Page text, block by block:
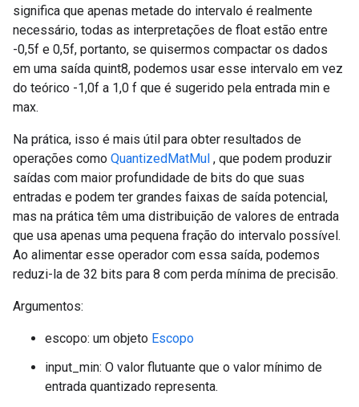
significa que apenas metade do intervalo é realmente
necessário, todas as interpretações de float estão entre
-0,5f e 0,5f, portanto, se quisermos compactar os dados
em uma saída quint8, podemos usar esse intervalo em vez
do teórico -1,0f a 1,0 f que é sugerido pela entrada min e
max.
Na prática, isso é mais útil para obter resultados de
operações como QuantizedMatMul , que podem produzir
saídas com maior profundidade de bits do que suas
entradas e podem ter grandes faixas de saída potencial,
mas na prática têm uma distribuição de valores de entrada
que usa apenas uma pequena fração do intervalo possível.
Ao alimentar esse operador com essa saída, podemos
reduzi-la de 32 bits para 8 com perda mínima de precisão.
Argumentos:
escopo: um objeto Escopo
input_min: O valor flutuante que o valor mínimo de
entrada quantizado representa.